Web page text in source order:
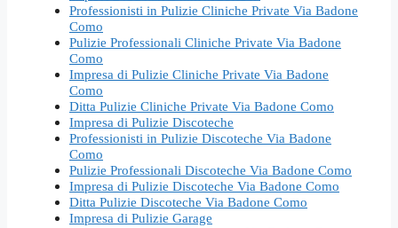
Professionisti in Pulizie Cliniche Private Via Badone
Como
Pulizie Professionali Cliniche Private Via Badone
Como
Impresa di Pulizie Cliniche Private Via Badone
Como
Ditta Pulizie Cliniche Private Via Badone Como
Impresa di Pulizie Discoteche
Professionisti in Pulizie Discoteche Via Badone
Como
Pulizie Professionali Discoteche Via Badone Como
Impresa di Pulizie Discoteche Via Badone Como
Ditta Pulizie Discoteche Via Badone Como
Impresa di Pulizie Garage